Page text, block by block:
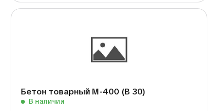
Бетон товарный М-400 (В 30)
В наличии